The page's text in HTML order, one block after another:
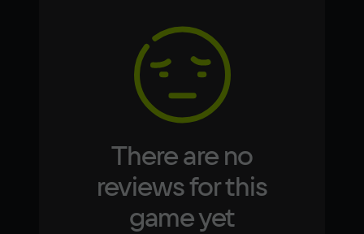
Video card
NVidia GeForce RTX 2060
DirectX(R): 12, Звуковая карта: совместимая
Japanese
There are no
reviews for this
game yet